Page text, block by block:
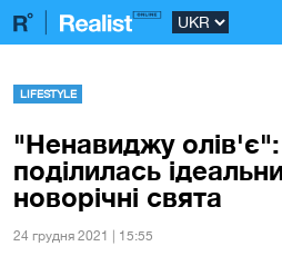
LIFESTYLE
"Ненавиджу олів'є":
поділилась
новорічні свята
24 грудня 2021 | 15:55